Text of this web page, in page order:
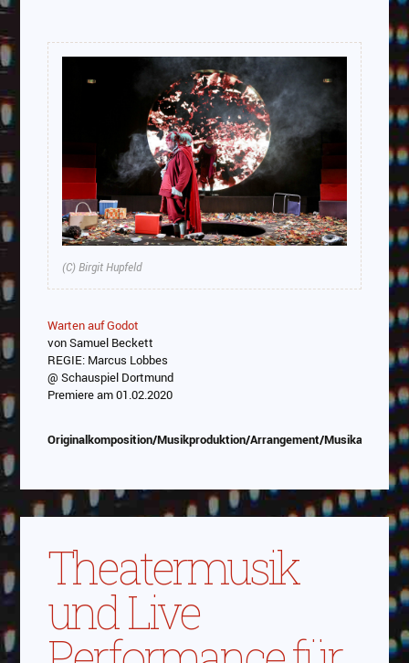
(C) Birgit Hupfeld
Warten auf Godot
von Samuel Beckett
REGIE: Marcus Lobbes
@ Schauspiel Dortmund
Premiere am 01.02.2020
Originalkomposition/Musikproduktion/Arrangement/Musikauswahl/
Theatermusik
und Live